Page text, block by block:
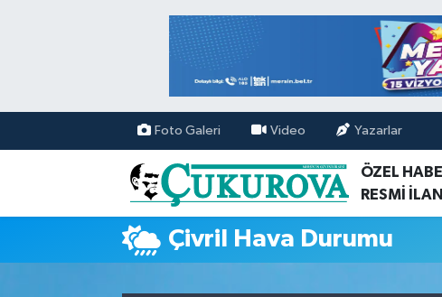
Foto Galeri Video Yazarlar
ÖZEL
RESMİ
Çivril Hava Durumu
Mersin Nöbetçi Eczaneler
Mersin Hava Durumu
Mersin Namaz Vakitleri
Mersin Trafik Yoğunluk Haritası
Süper Lig Puan Durumu ve Fikstür